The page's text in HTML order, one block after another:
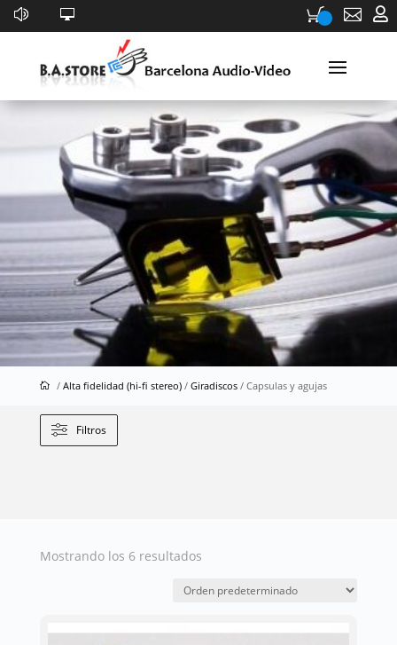
 
Capsulas y agujas
/ Alta fidelidad (hi-fi stereo)/ Giradiscos/ Capsulas y agujas
Filtros
Mostrando los 6 resultados